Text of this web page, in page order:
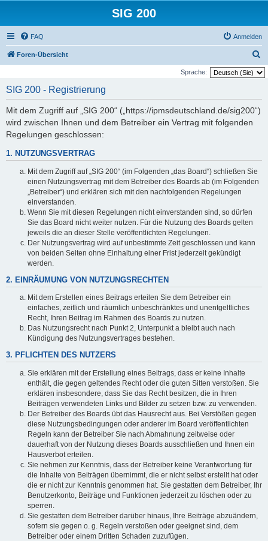
SIG 200
FAQ Anmelden
Foren-Übersicht
u
Sprache:
SIG 200 - Registrierung
Mit dem Zugriff auf „SIG 200“ („https://ipmsdeutschland.de/sig200“)
wird zwischen Ihnen und dem Betreiber ein Vertrag mit folgenden
Regelungen geschlossen:
1. NUTZUNGSVERTRAG
Mit dem Zugriff auf „SIG 200“ (im Folgenden „das Board“) schließen Sie
einen Nutzungsvertrag mit dem Betreiber des Boards ab (im Folgenden
„Betreiber“) und erklären sich mit den nachfolgenden Regelungen
einverstanden.
Wenn Sie mit diesen Regelungen nicht einverstanden sind, so dürfen
Sie das Board nicht weiter nutzen. Für die Nutzung des Boards gelten
jeweils die an dieser Stelle veröffentlichten Regelungen.
Der Nutzungsvertrag wird auf unbestimmte Zeit geschlossen und kann
von beiden Seiten ohne Einhaltung einer Frist jederzeit gekündigt
werden.
2. EINRÄUMUNG VON NUTZUNGSRECHTEN
Mit dem Erstellen eines Beitrags erteilen Sie dem Betreiber ein
einfaches, zeitlich und räumlich unbeschränktes und unentgeltliches
Recht, Ihren Beitrag im Rahmen des Boards zu nutzen.
Das Nutzungsrecht nach Punkt 2, Unterpunkt a bleibt auch nach
Kündigung des Nutzungsvertrages bestehen.
3. PFLICHTEN DES NUTZERS
Sie erklären mit der Erstellung eines Beitrags, dass er keine Inhalte
enthält, die gegen geltendes Recht oder die guten Sitten verstoßen. Sie
erklären insbesondere, dass Sie das Recht besitzen, die in Ihren
Beiträgen verwendeten Links und Bilder zu setzen bzw. zu verwenden.
Der Betreiber des Boards übt das Hausrecht aus. Bei Verstößen gegen
diese Nutzungsbedingungen oder anderer im Board veröffentlichten
Regeln kann der Betreiber Sie nach Abmahnung zeitweise oder
dauerhaft von der Nutzung dieses Boards ausschließen und Ihnen ein
Hausverbot erteilen.
Sie nehmen zur Kenntnis, dass der Betreiber keine Verantwortung für
die Inhalte von Beiträgen übernimmt, die er nicht selbst erstellt hat oder
die er nicht zur Kenntnis genommen hat. Sie gestatten dem Betreiber, Ihr
Benutzerkonto, Beiträge und Funktionen jederzeit zu löschen oder zu
sperren.
Sie gestatten dem Betreiber darüber hinaus, Ihre Beiträge abzuändern,
sofern sie gegen o. g. Regeln verstoßen oder geeignet sind, dem
Betreiber oder einem Dritten Schaden zuzufügen.